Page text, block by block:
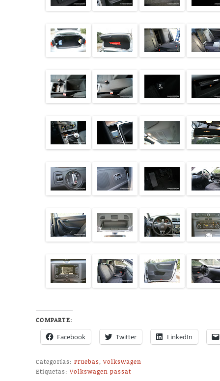
COMPARTE:
Facebook Twitter LinkedIn
Categorías: Pruebas,Volkswagen
Etiquetas: Volkswagen passat